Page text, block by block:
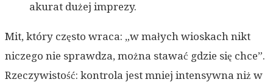
akurat dużej imprezy.
Mit, który często wraca: „w małych wioskach nikt
niczego nie sprawdza, można stawać gdzie się chce”.
Rzeczywistość: kontrola jest mniej intensywna niż w